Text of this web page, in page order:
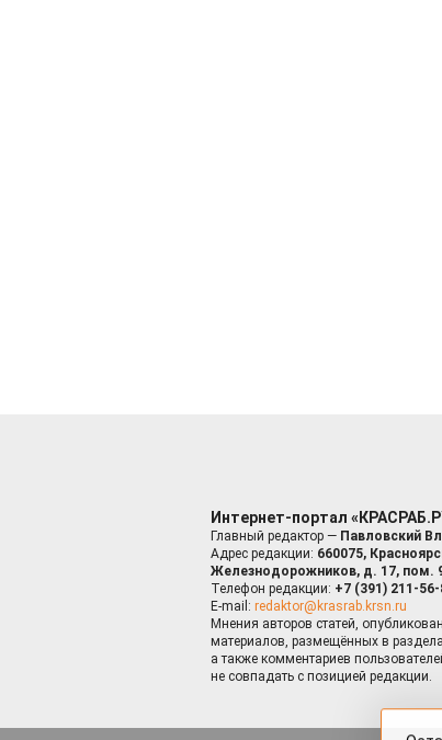
Интернет-портал
Главный редактор — Павловский
Адрес редакции: 660075,
Железнодорожников, д. 17, пом.
Телефон редакции: +7 (391) 211-
E-mail: redaktor@krasrab.krsn.ru
Мнения авторов статей,
материалов, размещённых в
а также комментариев
не совпадать с позицией редакции.